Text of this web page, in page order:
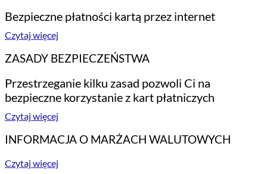
Bezpieczne płatności kartą przez internet
Czytaj więcej
ZASADY BEZPIECZEŃSTWA
Przestrzeganie kilku zasad pozwoli Ci na
bezpieczne korzystanie z kart płatniczych
Czytaj więcej
INFORMACJA O MARŻACH WALUTOWYCH
Czytaj więcej